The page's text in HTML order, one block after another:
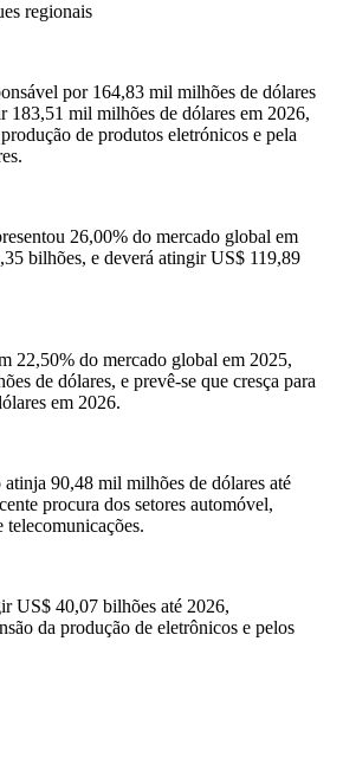
regionais
por 164,83 mil milhões de dólares
183,51 mil milhões de dólares em 2026,
de produtos eletrónicos e pela
26,00% do mercado global em
bilhões, e deverá atingir US$ 119,89
22,50% do mercado global em 2025,
de dólares, e prevê-se que cresça para
em 2026.
atinja 90,48 mil milhões de dólares até
procura dos setores automóvel,
telecomunicações.
US$ 40,07 bilhões até 2026,
da produção de eletrônicos e pelos